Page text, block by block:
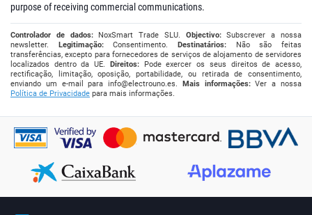
purpose of receiving commercial communications.
Controlador de dados:NoxSmart Trade SLU. Objectivo:Subscrever a nossa
newsletter. Legitimação:Consentimento.Destinatários: Não são feitas
transferências, excepto para fornecedores de serviços de alojamento de servidores
localizados dentro da UE. Direitos:Pode exercer os seus direitos de acesso,
rectificação, limitação, oposição, portabilidade, ou retirada de consentimento,
enviando um e-mail parainfo@electrouno.es. Mais informações:Ver a nossa
Política de Privacidade para mais informações.